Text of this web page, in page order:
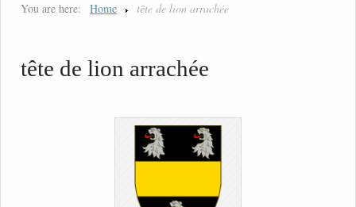
You are here: Home tête de lion arrachée
tête de lion arrachée